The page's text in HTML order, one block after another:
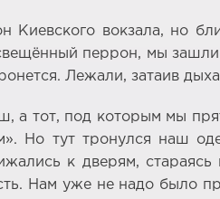
вокзала, но
перрон, мы
Лежали, затаив
а тот, под которым мы
Но тут тронулся наш
к дверям,
Нам уже не надо было